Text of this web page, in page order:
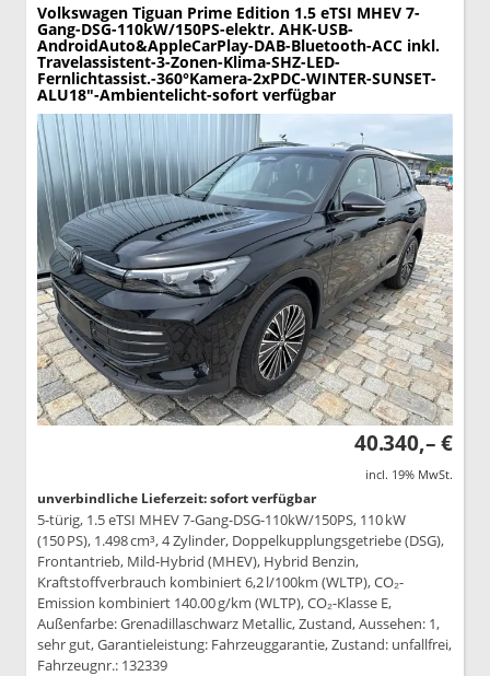
Volkswagen Tiguan Prime Edition 1.5 eTSI MHEV 7-
Gang-DSG-110kW/150PS-elektr. AHK-USB-
AndroidAuto&AppleCarPlay-DAB-Bluetooth-ACC inkl.
Travelassistent-3-Zonen-Klima-SHZ-LED-
Fernlichtassist.-360°Kamera-2xPDC-WINTER-SUNSET-
ALU18"-Ambientelicht-sofort verfügbar
40.340,– €
incl. 19% MwSt.
unverbindliche Lieferzeit: sofort verfügbar
5-türig, 1.5 eTSI MHEV 7-Gang-DSG-110kW/150PS, 110 kW
(150 PS), 1.498 cm³, 4 Zylinder, Doppelkupplungsgetriebe (DSG),
Frontantrieb, Mild-Hybrid (MHEV), Hybrid Benzin,
Kraftstoffverbrauch kombiniert 6,2 l/100km (WLTP), CO₂-
Emission kombiniert 140.00 g/km (WLTP), CO₂-Klasse E,
Außenfarbe: Grenadillaschwarz Metallic, Zustand, Aussehen: 1,
sehr gut, Garantieleistung: Fahrzeuggarantie, Zustand: unfallfrei,
Fahrzeugnr.: 132339